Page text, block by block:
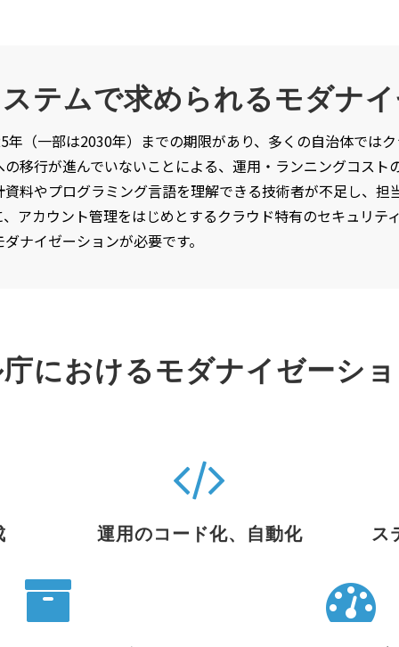
テムで求められるモダナ
（一部は2030年）までの期限があり、多くの自治体では
移行が進んでいないことによる、運用・ランニングコスト
料やプログラミング言語を理解できる技術者が不足し、
アカウント管理をはじめとするクラウド特有のセキュリテ
ナイゼーションが必要です。
におけるモダナイゼーシ
運用のコード化、自動化 ス